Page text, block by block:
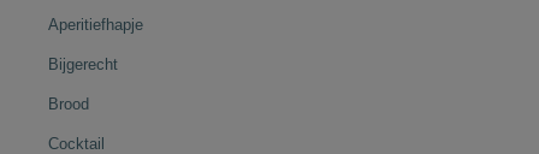
Aperitiefhapje
Bijgerecht
Brood
Cocktail